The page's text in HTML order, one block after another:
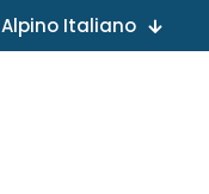
Italiano